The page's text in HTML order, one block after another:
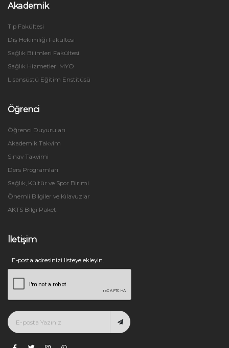
Akademik
Tıp Fakültesi
Diş Hekimliği Fakültesi
Sağlık Bilimleri Fakültesi
Sağlık Hizmetleri MYO
Lisansüstü Eğitim Enstitüsü
Öğrenci
Öğrenci Duyuruları
Akademik Takvim
Sınav Takvimi
Ders Programları
Sağlık, Kültür ve Spor Birimi
Önemli Bilgiler ve Kılavuzlar
AKTS Bilgi Paketi
İletişim
E-posta adresinizi listeye ekleyin.